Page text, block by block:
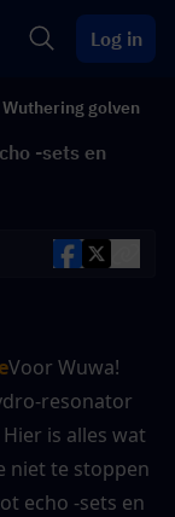
Log in
Wuthering golven
-sets en
Voor Wuwa!
resonator
is alles wat
niet te stoppen
echo -sets en